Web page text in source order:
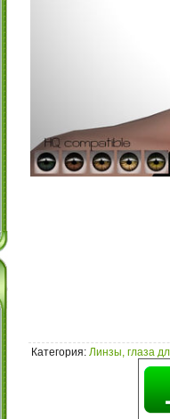
Категория: Линзы, глаза